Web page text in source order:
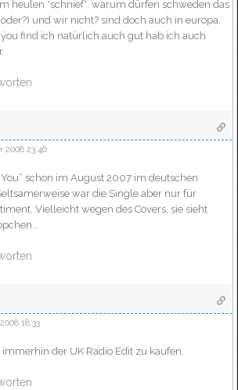
heulen *schnief*. warum dürfen schweden das
und wir nicht? sind doch auch in europa,
find ich natürlich auch gut hab ich auch
2008 23:46
schon im August 2007 im deutschen
war die Single aber nur für
Vielleicht wegen des Covers, sie sieht
18:33
der UK Radio Edit zu kaufen.